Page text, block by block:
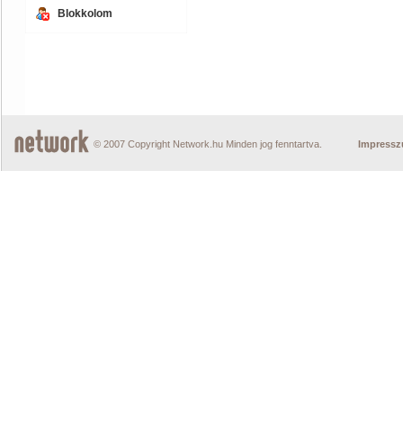
Blokkolom
© 2007 Copyright Network.hu Minden jog fenntartva.